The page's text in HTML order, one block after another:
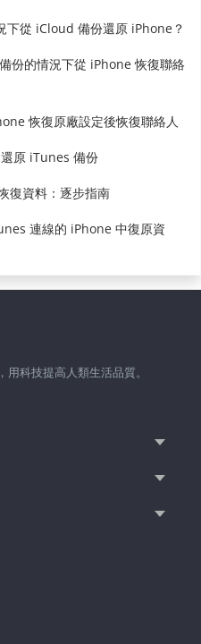
下從 iCloud 備份還原 iPhone？
份的情況下從 iPhone 恢復聯絡
恢復原廠設定後恢復聯絡人
原 iTunes 備份
復資料：逐步指南
連線的 iPhone 中復原資
科技提高人類生活品質。